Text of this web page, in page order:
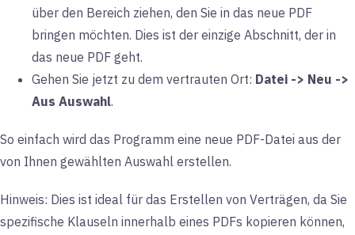
über den Bereich ziehen, den Sie in das neue PDF
bringen möchten. Dies ist der einzige Abschnitt, der in
das neue PDF geht.
Gehen Sie jetzt zu dem vertrauten Ort: Datei -> Neu ->
Aus Auswahl.
So einfach wird das Programm eine neue PDF-Datei aus der
von Ihnen gewählten Auswahl erstellen.
Hinweis: Dies ist ideal für das Erstellen von Verträgen, da Sie
spezifische Klauseln innerhalb eines PDFs kopieren können,